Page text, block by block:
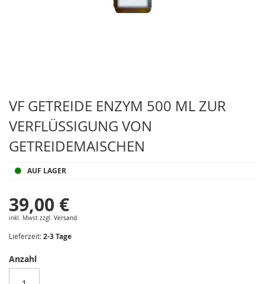
VF GETREIDE ENZYM 500 ML ZUR
VERFLÜSSIGUNG VON
GETREIDEMAISCHEN
AUF LAGER
39,00 €
inkl. Mwst zzgl. Versand
Lieferzeit:2-3 Tage
Anzahl
Anfang
der
Bildergalerie